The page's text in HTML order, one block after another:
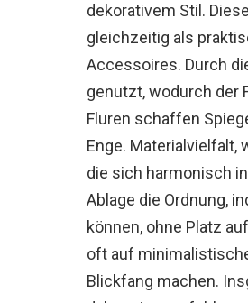
dekorativem Stil.
gleichzeitig als
Accessoires. Durch
genutzt, wodurch der
Fluren schaffen
Enge. Materialvielfalt,
die sich harmonisch
Ablage die Ordnung,
können, ohne Platz
oft auf
Blickfang machen.